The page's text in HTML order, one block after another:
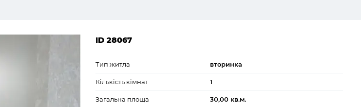
ID 28067
Тип житла вторинка
Кількість кімнат 1
Загальна площа 30,00 кв.м.